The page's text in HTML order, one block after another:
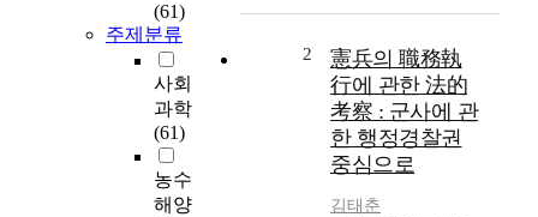
(61)
주제분류
사회
과학
(61)
농수
해양
2
憲兵의 職務執
行에 관한 法的
考察 : 군사에 관
한 행정경찰권
중심으로
김태춘